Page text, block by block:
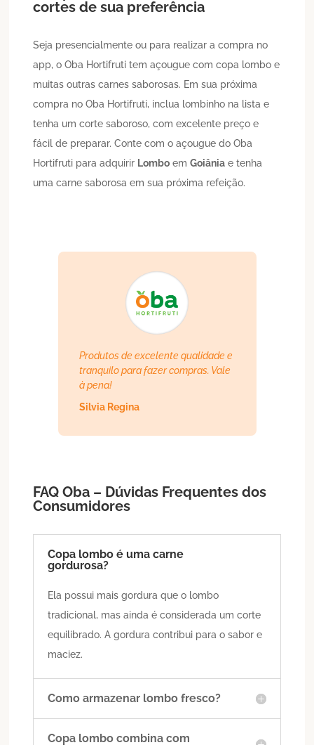
cortes de sua preferência
Seja presencialmente ou para realizar a compra no
app, o Oba Hortifruti tem açougue com copa lombo e
muitas outras carnes saborosas. Em sua próxima
compra no Oba Hortifruti, inclua lombinho na lista e
tenha um corte saboroso, com excelente preço e
fácil de preparar. Conte com o açougue do Oba
Hortifruti para adquirir Lombo emGoiânia e tenha
uma carne saborosa em sua próxima refeição.
Produtos de excelente qualidade e
tranquilo para fazer compras. Vale
à pena!
Silvia Regina
FAQ Oba – Dúvidas Frequentes dos
Consumidores
Copa lombo é uma carne
gordurosa?
Ela possui mais gordura que o lombo
tradicional, mas ainda é considerada um corte
equilibrado. A gordura contribui para o sabor e
maciez.
Como armazenar lombo fresco?
Copa lombo combina com